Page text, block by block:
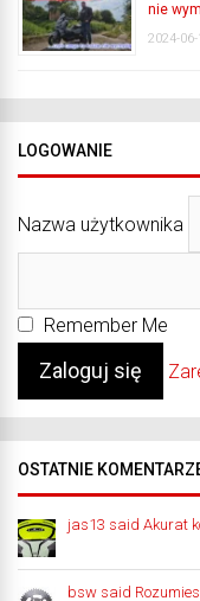
nie
2024-06-
LOGOWANIE
Nazwa użytkownika
Remember Me
OSTATNIE
jas13 said Akurat
bsw said